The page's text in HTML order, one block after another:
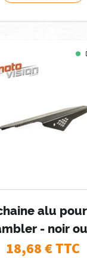
alu
- noir
18,68€ TTC